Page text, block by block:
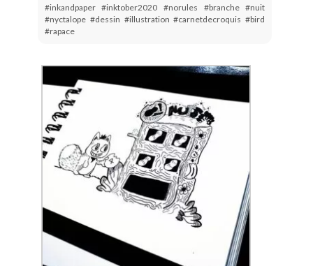
#inkandpaper #inktober2020 #norules #branche #nuit
#nyctalope #dessin #illustration #carnetdecroquis #bird
#rapace